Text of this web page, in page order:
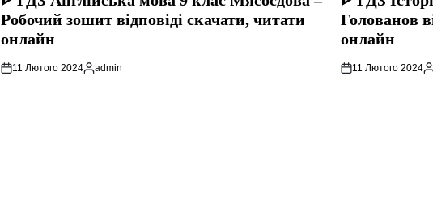
Робочий зошит відповіді скачати, читати
онлайн
11 Лютого 2024
Опубліковано
admin
Голованов
онлайн
11 Лютого 2024